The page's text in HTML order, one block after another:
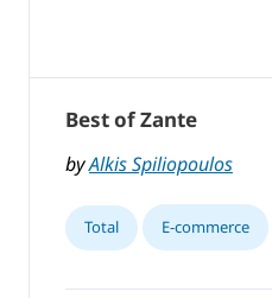
Best of Zante
byAlkis Spiliopoulos
Total E-commerce